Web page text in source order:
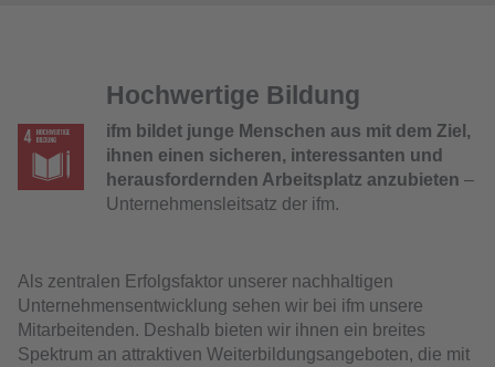
Hochwertige Bildung
ifm bildet junge Menschen aus mit dem Ziel,
ihnen einen sicheren, interessanten und
herausfordernden Arbeitsplatz anzubieten –
Unternehmensleitsatz der ifm.
Als zentralen Erfolgsfaktor unserer nachhaltigen
Unternehmensentwicklung sehen wir bei ifm unsere
Mitarbeitenden. Deshalb bieten wir ihnen ein breites
Spektrum an attraktiven Weiterbildungsangeboten, die mit